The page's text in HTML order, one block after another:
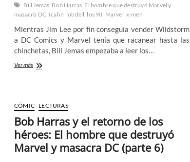
Bill Jemas Bob Harras El hombre que destruyó Marvel y
masacró DC Icahn lobdell los 90 Marvel x-men
Mientras Jim Lee por fín conseguía vender Wildstorm
a DC Comics y Marvel tenía que racanear hasta las
chinchetas, Bill Jemas empezaba a leer los…
Ver másBob
El
hombre
que
destruyó
Marvel
y
CÓMIC LECTURAS
Bob Harras y el retorno de los
héroes: El hombre que destruyó
Marvel y masacra DC (parte 6)